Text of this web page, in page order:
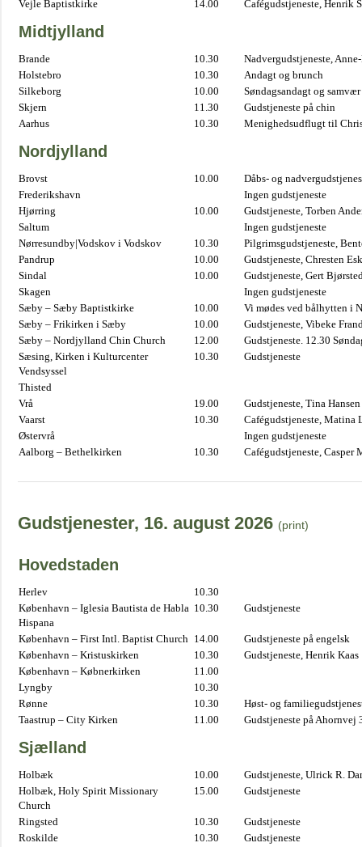
Vejle Baptistkirke
14.00 Cafégudstjeneste, Henrik
Midtjylland
Brande 10.30
Nadvergudstjeneste,
Holstebro
10.30
Andagt og brunch
Silkeborg
10.00
Søndagsandagt og samvær
Skjern
11.30
Gudstjeneste på chin
Aarhus
10.30 Menighedsudflugt til
Nordjylland
Brovst 10.00
Dåbs- og
Frederikshavn
Ingen gudstjeneste
Hjørring
10.00
Gudstjeneste, Torben
Saltum
Ingen gudstjeneste
Nørresundby|Vodskov i Vodskov
10.30
Pilgrimsgudstjeneste,
Pandrup
10.00
Gudstjeneste, Chresten
Sindal
10.00
Gudstjeneste, Gert
Skagen
Ingen gudstjeneste
Sæby – Sæby Baptistkirke
10.00
Vi mødes ved bålhytten i
Sæby – Frikirken i Sæby
10.00
Gudstjeneste, Vibeke
Sæby – Nordjylland Chin Church
12.00
Gudstjeneste. 12.30
Sæsing, Kirken i Kulturcenter
Vendsyssel
10.30 Gudstjeneste
Thisted
Vrå
19.00
Gudstjeneste, Tina Hansen
Vaarst
10.30
Cafégudstjeneste, Matina
Østervrå
Ingen gudstjeneste
Aalborg – Bethelkirken
10.30 Cafégudstjeneste, Casper
Gudstjenester, 16. august 2026 (print)
Hovedstaden
Herlev
10.30
København – Iglesia Bautista de Habla
Hispana
10.30 Gudstjeneste
København – First Intl. Baptist Church 14.00
Gudstjeneste på engelsk
København – Kristuskirken
10.30
Gudstjeneste, Henrik Kaas
København – Købnerkirken
11.00
Lyngby
10.30
Rønne
10.30
Høst- og
Taastrup – City Kirken
11.00 Gudstjeneste på Ahornvej
Sjælland
Holbæk 10.00
Gudstjeneste, Ulrick R.
Holbæk, Holy Spirit Missionary
Church
15.00 Gudstjeneste
Ringsted 10.30
Gudstjeneste
Roskilde
10.30
Gudstjeneste